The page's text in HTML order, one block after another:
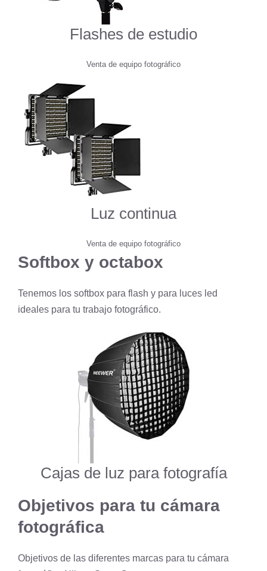
Flashes de estudio
Venta de equipo fotográfico
Luz continua
Venta de equipo fotográfico
Softbox y octabox
Tenemos los softbox para flash y para luces led
ideales para tu trabajo fotográfico.
Cajas de luz para fotografía
Objetivos para tu cámara
fotográfica
Objetivos de las diferentes marcas para tu cámara